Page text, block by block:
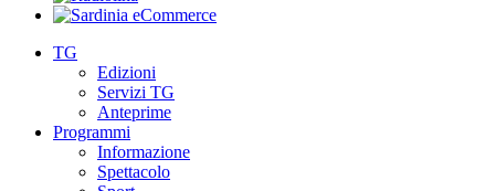
TG
Edizioni
Servizi TG
Anteprime
Programmi
Informazione
Spettacolo